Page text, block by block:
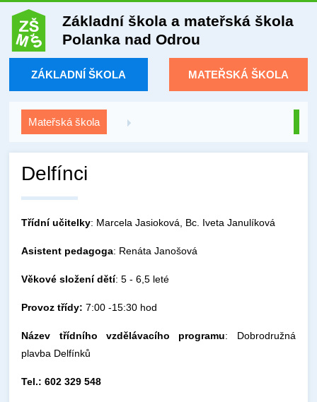
Základní škola a mateřská škola
Polanka nad Odrou
ZÁKLADNÍ ŠKOLA MATEŘSKÁ ŠKOLA
Mateřská škola
Delfínci
Třídní učitelky: Marcela Jasioková, Bc. Iveta Janulíková
Asistent pedagoga: Renáta Janošová
Věkové složení dětí: 5 - 6,5 leté
Provoz třídy: 7:00 -15:30 hod
Název třídního vzdělávacího programu: Dobrodružná
plavba Delfínků
Tel.: 602 329 548